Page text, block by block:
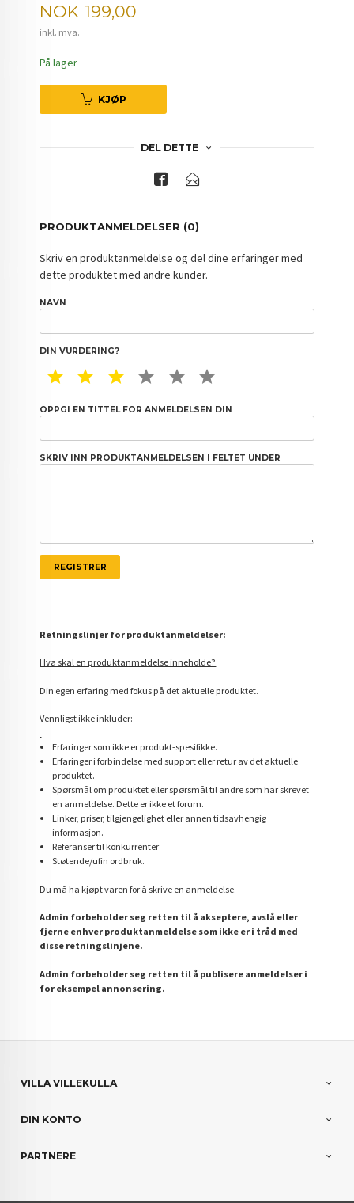
Pris
NOK 199,00
inkl. mva.
På lager
KJØP
DEL DETTE
PRODUKTANMELDELSER (0)
Skriv en produktanmeldelse og del dine erfaringer med
dette produktet med andre kunder.
NAVN
DIN VURDERING?
1 STAR2 STAR3 STAR4 STAR5 STAR
OPPGI EN TITTEL FOR ANMELDELSEN DIN
SKRIV INN PRODUKTANMELDELSEN I FELTET UNDER
Retningslinjer for produktanmeldelser:
Hva skal en produktanmeldelse inneholde?
Din egen erfaring med fokus på det aktuelle produktet.
Vennligst ikke inkluder:
Erfaringer som ikke er produkt-spesifikke.
Erfaringer i forbindelse med support eller retur av det aktuelle
produktet.
Spørsmål om produktet eller spørsmål til andre som har skrevet
en anmeldelse. Dette er ikke et forum.
Linker, priser, tilgjengelighet eller annen tidsavhengig
informasjon.
Referanser til konkurrenter
Støtende/ufin ordbruk.
Du må ha kjøpt varen for å skrive en anmeldelse.
Admin forbeholder seg retten til å akseptere, avslå eller
fjerne enhver produktanmeldelse som ikke er i tråd med
disse retningslinjene.
Admin forbeholder seg retten til å publisere anmeldelser i
for eksempel annonsering.
VILLA VILLEKULLA
DIN KONTO
PARTNERE